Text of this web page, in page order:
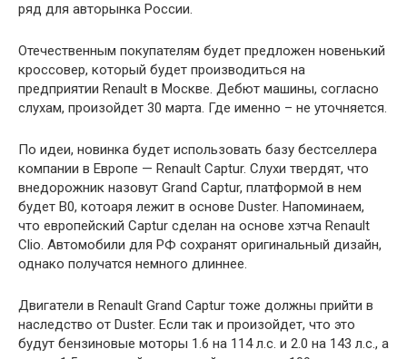
ряд для авторынка России.
Отечественным покупателям будет предложен новенький
кроссовер, который будет производиться на
предприятии Renault в Москве. Дебют машины, согласно
слухам, произойдет 30 марта. Где именно – не уточняется.
По идеи, новинка будет использовать базу бестселлера
компании в Европе — Renault Captur. Слухи твердят, что
внедорожник назовут Grand Captur, платформой в нем
будет B0, котоаря лежит в основе Duster. Напоминаем,
что европейский Captur сделан на основе хэтча Renault
Clio. Автомобили для РФ сохранят оригинальный дизайн,
однако получатся немного длиннее.
Двигатели в Renault Grand Captur тоже должны прийти в
наследство от Duster. Если так и произойдет, что это
будут бензиновые моторы 1.6 на 114 л.с. и 2.0 на 143 л.с., а